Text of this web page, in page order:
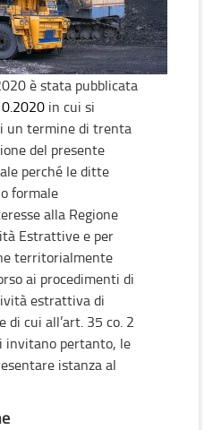
è stata pubblicata
in cui si
un termine di trenta
del presente
perché le ditte
formale
alla Regione
Estrattive e per
territorialmente
ai procedimenti di
estrattiva di
di cui all’art. 35 co. 2
invitano pertanto, le
istanza al